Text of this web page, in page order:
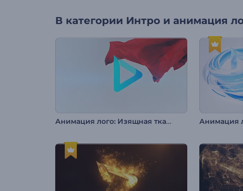
В категории Интро и анимация
Анимация лого: Изящная ткань Анимация